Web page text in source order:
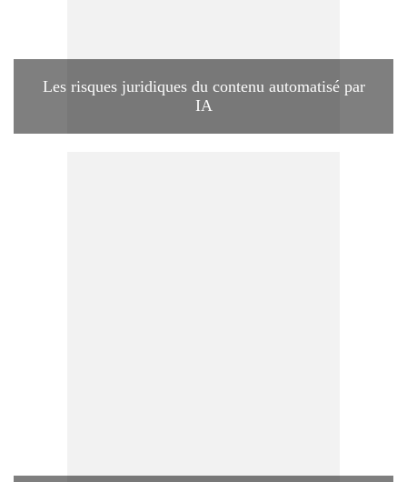
Les risques juridiques du contenu automatisé par
IA